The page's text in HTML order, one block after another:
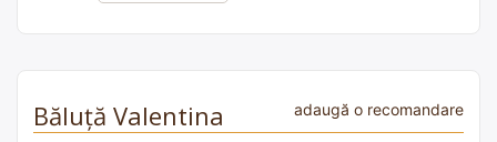
Băluță Valentina adaugă o recomandare